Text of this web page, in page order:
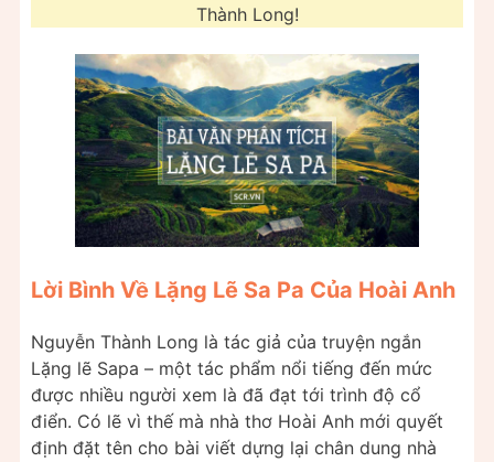
Thành Long!
Lời Bình Về Lặng Lẽ Sa Pa Của Hoài Anh
Nguyễn Thành Long là tác giả của truyện ngắn
Lặng lẽ Sapa – một tác phẩm nổi tiếng đến mức
được nhiều người xem là đã đạt tới trình độ cổ
điển. Có lẽ vì thế mà nhà thơ Hoài Anh mới quyết
định đặt tên cho bài viết dựng lại chân dung nhà